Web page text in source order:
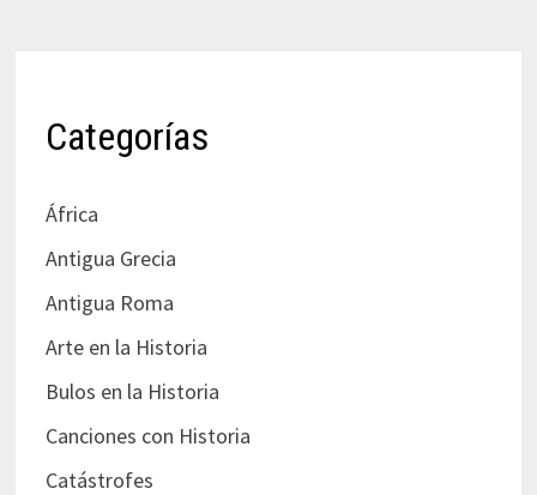
Categorías
África
Antigua Grecia
Antigua Roma
Arte en la Historia
Bulos en la Historia
Canciones con Historia
Catástrofes